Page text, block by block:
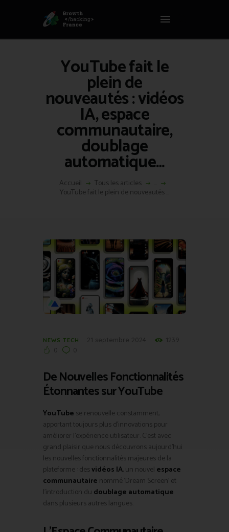
YouTube fait le
plein de
nouveautés : vidéos
IA, espace
communautaire,
doublage
automatique…
Accueil Tous les articles
YouTube fait le plein de nouveautés ...
GROWTH HACKING FRANCE
ACCUEIL
VOUS ÊTES ?
RESSOURCES
L’AGENCE
ÉTHIQUE
CONTACT
NEWS TECH
De Nouvelles Fonctionnalités
Étonnantes sur YouTube
YouTube se renouvelle constamment,
apportant toujours plus d’innovations pour
améliorer l’expérience utilisateur. C’est avec
grand plaisir que nous découvrons aujourd’hui
les nouvelles fonctionnalités majeures de la
plateforme : desvidéos IA, un nouvel espace
communautaire nommé ‘Dream Screen’ et
l’introduction du doublage automatique
dans plusieurs autres langues.